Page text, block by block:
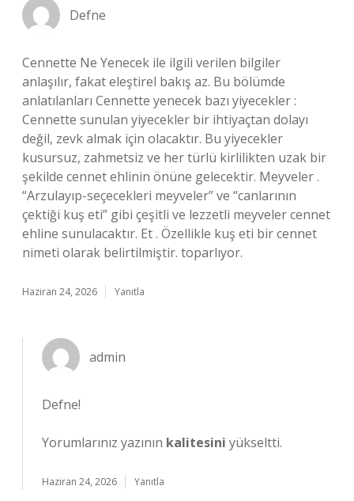
Defne
Cennette Ne Yenecek ile ilgili verilen bilgiler
anlaşılır, fakat eleştirel bakış az. Bu bölümde
anlatılanları Cennette yenecek bazı yiyecekler :
Cennette sunulan yiyecekler bir ihtiyaçtan dolayı
değil, zevk almak için olacaktır. Bu yiyecekler
kusursuz, zahmetsiz ve her türlü kirlilikten uzak bir
şekilde cennet ehlinin önüne gelecektir. Meyveler .
“Arzulayıp-seçecekleri meyveler” ve “canlarının
çektiği kuş eti” gibi çeşitli ve lezzetli meyveler cennet
ehline sunulacaktır. Et . Özellikle kuş eti bir cennet
nimeti olarak belirtilmiştir. toparlıyor.
Haziran 24, 2026 Yanıtla
admin
Defne!
Yorumlarınız yazının kalitesini yükseltti.
Haziran 24, 2026 Yanıtla